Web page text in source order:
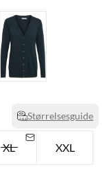
Størrelsesguide
XL XXL